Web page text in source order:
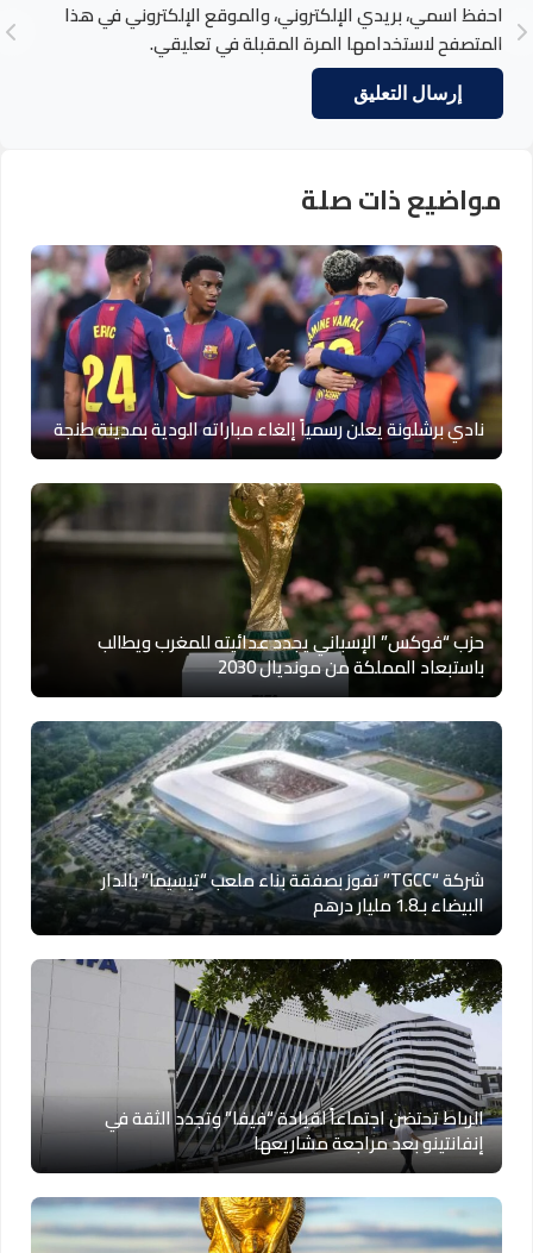
احفظ اسمي، بريدي الإلكتروني، والموقع الإلكتروني في هذا
المتصفح لاستخدامها المرة المقبلة في تعليقي.
مواضيع ذات صلة
نادي برشلونة يعلن رسمياً إلغاء مباراته الودية بمدينة طنجة
حزب “فوكس” الإسباني يجدد عدائيته للمغرب ويطالب
باستبعاد المملكة من مونديال 2030
شركة “TGCC” تفوز بصفقة بناء ملعب “تيسيما” بالدار
البيضاء بـ1.8 مليار درهم
الرباط تحتضن اجتماعاً لقيادة “فيفا” وتجدد الثقة في
إنفانتينو بعد مراجعة مشاريعها